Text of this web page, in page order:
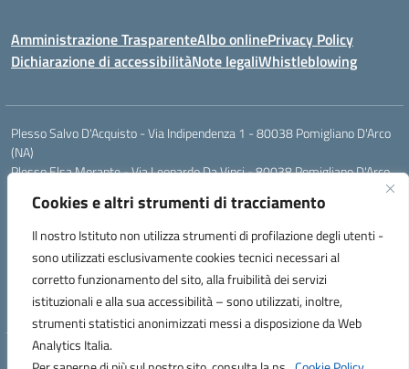
Cookies e altri strumenti di tracciamento
Il nostro Istituto non utilizza strumenti di profilazione degli utenti -
sono utilizzati esclusivamente cookies tecnici necessari al
corretto funzionamento del sito, alla fruibilità dei servizi
istituzionali e alla sua accessibilità – sono utilizzati, inoltre,
strumenti statistici anonimizzati messi a disposizione da Web
Analytics Italia.
Amministrazione TrasparenteAlbo onlinePrivacy Policy
Dichiarazione di accessibilitàNote legaliWhistleblowing
Plesso Salvo D'Acquisto - Via Indipendenza 1 - 80038 Pomigliano D'Arco
(NA)
Plesso Elsa Morante - Via Leonardo Da Vinci - 80038 Pomigliano D'Arco
Plesso Leone - Via Pascoli - 80038 Pomigliano D'Arco (NA)
Tel.:0813177304 - Mail: naic8g1003@istruzione.it - Pec:
Codice Univoco ufficio: UIECQ7
codice Meccanografico: NAIC8G1003
Codice Fiscale: 93076670632
Hosting & Powered by 3D Solution S.r.l.